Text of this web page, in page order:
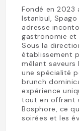
Fondé en 2023
Istanbul,
adresse
gastronomie et
Sous la
établissement
mêlant
une spécialité
brunch
expérience
tout en offrant
Bosphore, ce
soirées et les